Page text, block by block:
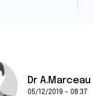
Dr A.Marceau
05/12/2019 - 08:37